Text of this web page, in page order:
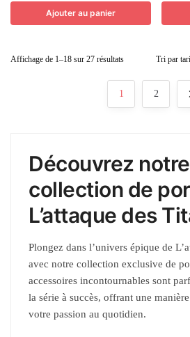
Ajouter au panier
Affichage de 1–18 sur 27 résultats
1 2
Découvrez notre
collection de
L’attaque des
Plongez dans l’univers épique de
avec notre collection exclusive de
accessoires incontournables sont
la série à succès, offrant une
votre passion au quotidien.